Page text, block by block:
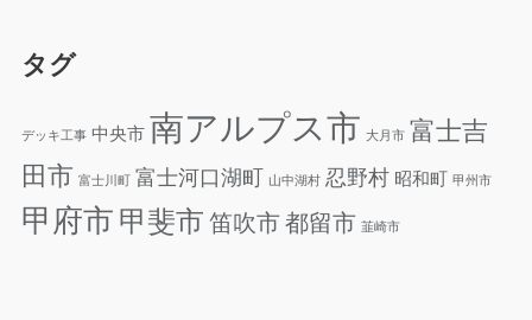
タグ
デッキ工事 中央市 南アルプス市 大月市 富士吉
田市 富士川町 富士河口湖町 山中湖村 忍野村 昭和町 甲州市
甲府市 甲斐市 笛吹市都留市 韮崎市